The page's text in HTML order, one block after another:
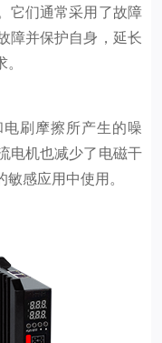
它们通常采用了故障
障并保护自身，延长
刷摩擦所产生的噪
电机也减少了电磁干
感应用中使用。